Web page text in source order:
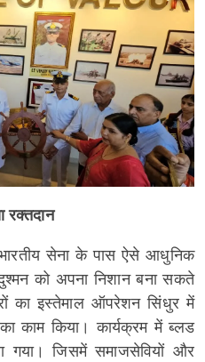
रक्तदान
सेना के पास ऐसे आधुनिक
को अपना निशान बना सकते
का इस्तेमाल ऑपरेशन सिंधुर में
काम किया। कार्यक्रम में ब्लड
गया। जिसमें समाजसेवियों और